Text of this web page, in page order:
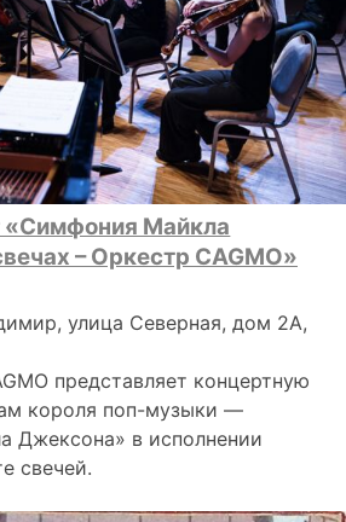
«Симфония Майкла
– Оркестр CAGMO»
улица Северная, дом 2А,
представляет концертную
короля поп-музыки —
Джексона» в исполнении
свечей.